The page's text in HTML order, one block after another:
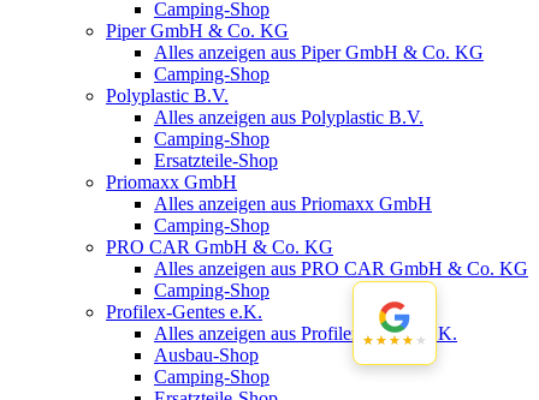
Camping-Shop
Piper GmbH & Co. KG
Alles anzeigen aus Piper GmbH & Co. KG
Camping-Shop
Polyplastic B.V.
Alles anzeigen aus Polyplastic B.V.
Camping-Shop
Ersatzteile-Shop
Priomaxx GmbH
Alles anzeigen aus Priomaxx GmbH
Camping-Shop
PRO CAR GmbH & Co. KG
Alles anzeigen aus PRO CAR GmbH & Co. KG
Camping-Shop
Profilex-Gentes e.K.
Alles anzeigen aus Profilex-Gentes e.K.
Ausbau-Shop
Camping-Shop
★★★★★
★★★★★